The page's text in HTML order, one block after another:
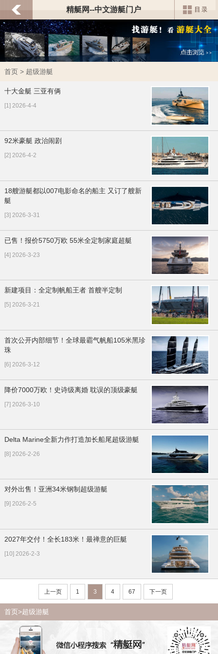
精艇网--中文游艇门户
首页> 超级游艇
十大金艇 三亚有俩
[1] 2026-4-4
92米豪艇 政治闹剧
[2] 2026-4-2
18艘游艇都以007电影命名的船主 又订了艘新
艇
[3] 2026-3-31
已售！报价5750万欧 55米全定制家庭超艇
[4] 2026-3-23
新建项目：全定制帆船王者 首艘半定制
[5] 2026-3-21
首次公开内部细节！全球最霸气帆船105米黑珍
珠
[6] 2026-3-12
降价7000万欧！史诗级离婚 耽误的顶级豪艇
[7] 2026-3-10
Delta Marine全新力作打造加长船尾超级游艇
[8] 2026-2-26
对外出售！亚洲34米钢制超级游艇
[9] 2026-2-5
2027年交付！全长183米！最禅意的巨艇
[10] 2026-2-3
上一页 1 3 4 67 下一页
首页>超级游艇